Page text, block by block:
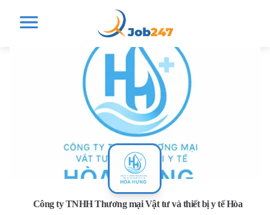
Công ty TNHH Thương mại Vật tư và thiết bị y tế Hòa